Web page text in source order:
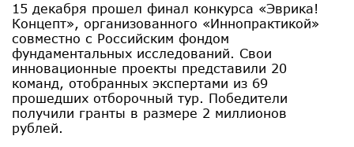
15 декабря прошел финал конкурса «Эврика!
Концепт», организованного «Иннопрактикой»
совместно с Российским фондом
фундаментальных исследований. Свои
инновационные проекты представили 20
команд, отобранных экспертами из 69
прошедших отборочный тур. Победители
получили гранты в размере 2 миллионов
рублей.